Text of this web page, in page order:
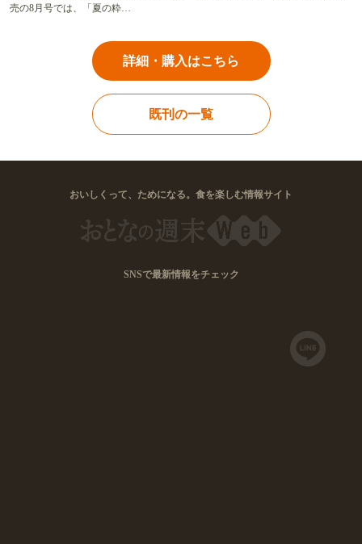
記事をさがす
#ライフ #ご当地グルメ
#スイーツ
#納豆 #名古屋 #弁当
#ウナギ
#千駄木 #世田谷
『おとなの週末』8月号は7月15日発
売！ 大特集は「夏の粋、うなぎ」